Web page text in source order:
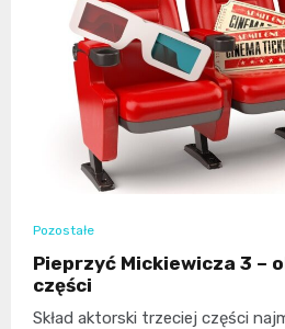
Pozostałe
Pieprzyć Mickiewicza 3 –
części
Skład aktorski trzeciej części